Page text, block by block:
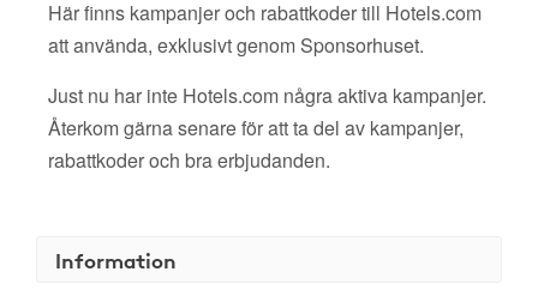
Här finns kampanjer och rabattkoder till Hotels.com
att använda, exklusivt genom Sponsorhuset.
Just nu har inte Hotels.com några aktiva kampanjer.
Återkom gärna senare för att ta del av kampanjer,
rabattkoder och bra erbjudanden.
Information